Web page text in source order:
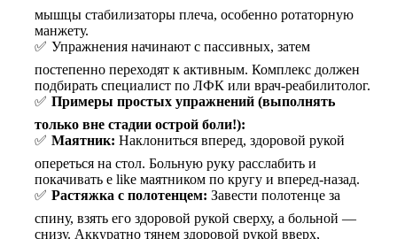
мышцы стабилизаторы плеча, особенно ротаторную
манжету.
Упражнения начинают с пассивных, затем
постепенно переходят к активным. Комплекс должен
подбирать специалист по ЛФК или врач-реабилитолог.
Примеры простых упражнений (выполнять
только вне стадии острой боли!):
Маятник: Наклониться вперед, здоровой рукой
опереться на стол. Больную руку расслабить и
покачивать е like маятником по кругу и вперед-назад.
Растяжка с полотенцем: Завести полотенце за
спину, взять его здоровой рукой сверху, а больной —
снизу. Аккуратно тянем здоровой рукой вверх,